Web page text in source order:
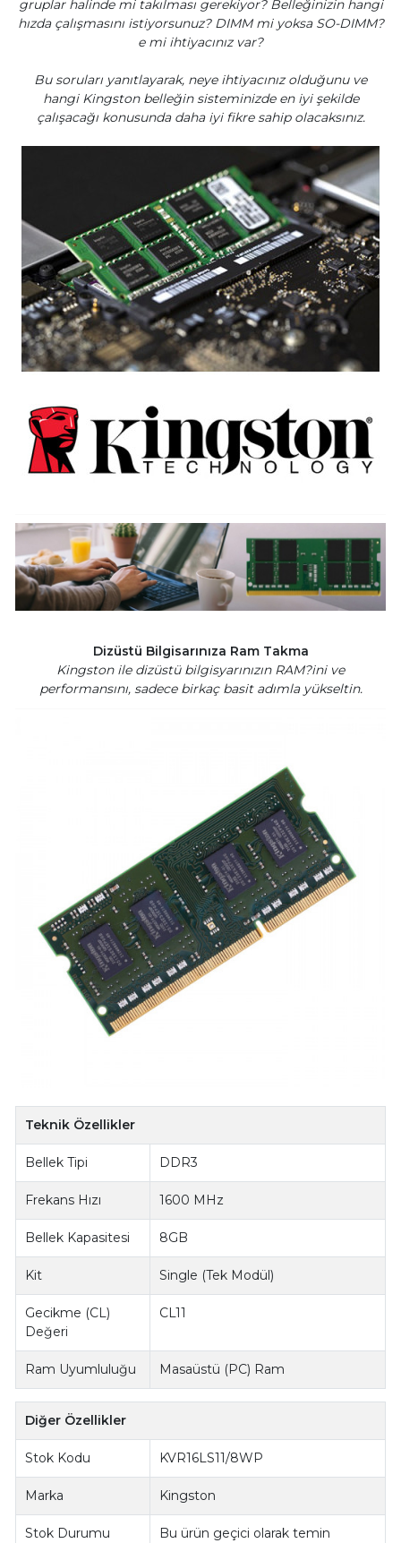
gruplar halinde mi takılması gerekiyor? Belleğinizin hangi
hızda çalışmasını istiyorsunuz? DIMM mi yoksa SO-DIMM?
e mi ihtiyacınız var?
Bu soruları yanıtlayarak, neye ihtiyacınız olduğunu ve
hangi Kingston belleğin sisteminizde en iyi şekilde
çalışacağı konusunda daha iyi fikre sahip olacaksınız.
Dizüstü Bilgisarınıza Ram Takma
Kingston ile dizüstü bilgisyarınızın RAM?ini ve
performansını, sadece birkaç basit adımla yükseltin.
Teknik Özellikler
Bellek Tipi DDR3
Frekans Hızı 1600 MHz
Bellek Kapasitesi 8GB
Kit Single (Tek Modül)
Gecikme (CL)
Değeri
CL11
Ram Uyumluluğu Masaüstü (PC) Ram
Diğer Özellikler
Stok Kodu KVR16LS11/8WP
Marka Kingston
Stok Durumu
Bu ürün geçici olarak temin